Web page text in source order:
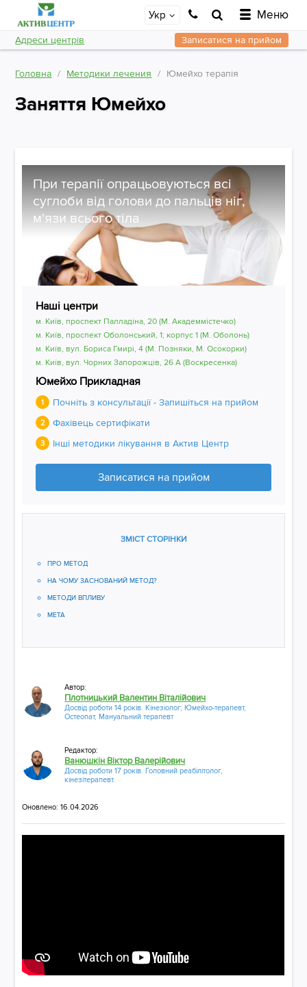
Укр Меню
Адреси центрів Записатися на прийом
Головна Методики лечения Юмейхо терапія
Заняття Юмейхо
При терапії опрацьовуються всі
суглоби від голови до пальців ніг,
м'язи всього тіла
Наші центри
м. Київ, проспект Палладіна, 20 (М. Академмістечко)
м. Київ, проспект Оболонський, 1; корпус 1 (М. Оболонь)
м. Київ, вул. Бориса Гмирі, 4 (М. Позняки, М. Осокорки)
м. Київ, вул. Чорних Запорожців, 26 А (Воскресенка)
Юмейхо Прикладная
1 Почніть з консультації - Запишіться на прийом
2 Фахівець сертифікати
3 Інші методики лікування в Актив Центр
Записатися на прийом
ЗМІСТ СТОРІНКИ
ПРО МЕТОД
НА ЧОМУ ЗАСНОВАНИЙ МЕТОД?
МЕТОДИ ВПЛИВУ
МЕТА
Автор:
Плотницький Валентин Віталійович
Досвід роботи 14 років. Кінезіолог, Юмейхо-терапевт,
Остеопат, Мануальний терапевт
Редактор:
Ванюшкін Віктор Валерійович
Досвід роботи 17 років. Головний реабілітолог,
кінезітерапевт.
Оновлено: 16.04.2026